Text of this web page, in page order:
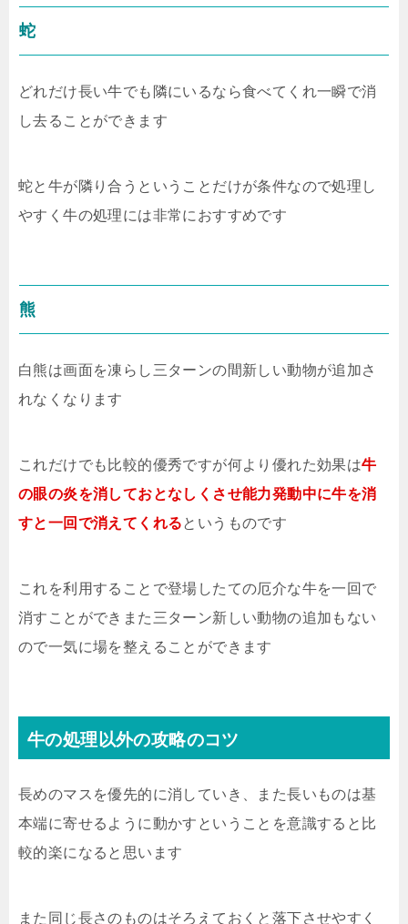
蛇
どれだけ長い牛でも隣にいるなら食べてくれ一瞬で消
し去ることができます
蛇と牛が隣り合うということだけが条件なので処理し
やすく牛の処理には非常におすすめです
熊
白熊は画面を凍らし三ターンの間新しい動物が追加さ
れなくなります
これだけでも比較的優秀ですが何より優れた効果は牛
の眼の炎を消しておとなしくさせ能力発動中に牛を消
すと一回で消えてくれるというものです
これを利用することで登場したての厄介な牛を一回で
消すことができまた三ターン新しい動物の追加もない
ので一気に場を整えることができます
牛の処理以外の攻略のコツ
長めのマスを優先的に消していき、また長いものは基
本端に寄せるように動かすということを意識すると比
較的楽になると思います
また同じ長さのものはそろえておくと落下させやすく